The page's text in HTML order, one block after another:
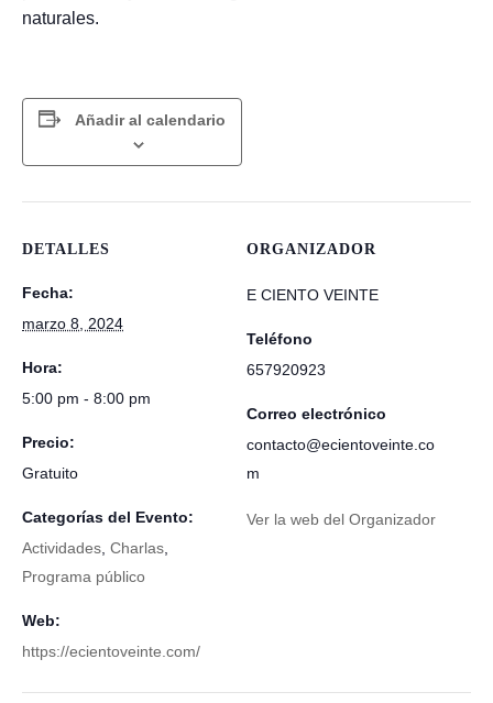
naturales.
Añadir al calendario
DETALLES
Fecha:
marzo 8, 2024
Hora:
5:00 pm - 8:00 pm
Precio:
Gratuito
Categorías del Evento:
Actividades Charlas
Programa público
Web:
https://ecientoveinte.com/
ORGANIZADOR
E CIENTO VEINTE
Teléfono
657920923
Correo electrónico
contacto@ecientoveinte.co
m
Ver la web del Organizador